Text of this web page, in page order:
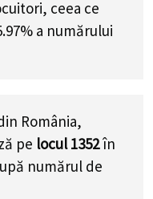
ceea ce
a numărului
România,
pe locul 1352în
numărul de